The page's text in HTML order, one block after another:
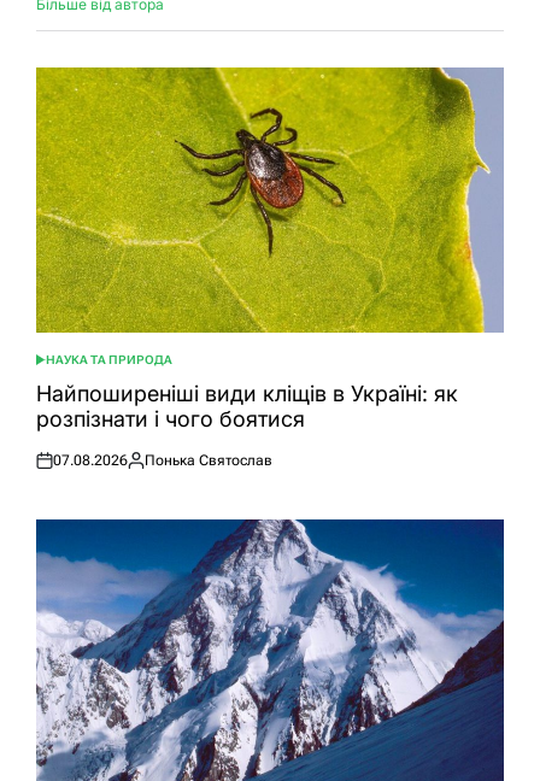
Більше від автора
ОПУБЛІКУВАТИ
У
НАУКА ТА ПРИРОДА
Найпоширеніші види кліщів в Україні: як
розпізнати і чого боятися
Оприлюднено
07.08.2026
Опубліковано
Понька Святослав